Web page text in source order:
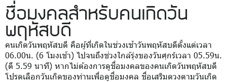
ชื่อมงคลสำหรับคนเกิดวัน
พฤหัสบดี
คนเกิดวันพฤหัสบดี คือผู้ที่เกิดในช่วงเช้าวันพฤหัสบดีตั้งแต่เวลา
06.00น. (6 โมงเช้า) ไปจนถึงช่วงใกล้รุ่งของวันศุกร์เวลา 05.59น.
(ตี 5.59 นาที) หากไม่ต้องการดูชื่อมงคลของคนเกิดวันพฤหัสบดี
โปรดเลือกวันเกิดของท่านเพื่อดูชื่อมงคล ชื่อเสริมดวงตามวันเกิด